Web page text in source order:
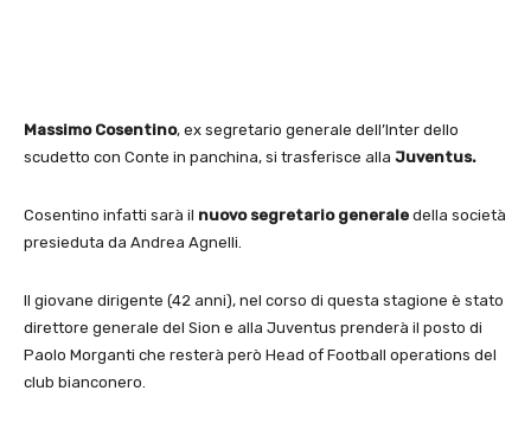
Massimo Cosentino, ex segretario generale dell’Inter dello
scudetto con Conte in panchina, si trasferisce alla Juventus.
Cosentino infatti sarà il nuovo segretario generale della società
presieduta da Andrea Agnelli.
Il giovane dirigente (42 anni), nel corso di questa stagione è stato
direttore generale del Sion e alla Juventus prenderà il posto di
Paolo Morganti che resterà però Head of Football operations del
club bianconero.